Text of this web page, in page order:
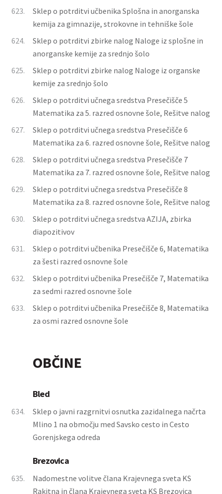
623.
Sklep o potrditvi učbenika Splošna in anorganska
kemija za gimnazije, strokovne in tehniške šole
624.
Sklep o potrditvi zbirke nalog Naloge iz splošne in
anorganske kemije za srednjo šolo
625.
Sklep o potrditvi zbirke nalog Naloge iz organske
kemije za srednjo šolo
626.
Sklep o potrditvi učnega sredstva Presečišče 5
Matematika za 5. razred osnovne šole, Rešitve nalog
627.
Sklep o potrditvi učnega sredstva Presečišče 6
Matematika za 6. razred osnovne šole, Rešitve nalog
628.
Sklep o potrditvi učnega sredstva Presečišče 7
Matematika za 7. razred osnovne šole, Rešitve nalog
629.
Sklep o potrditvi učnega sredstva Presečišče 8
Matematika za 8. razred osnovne šole, Rešitve nalog
630.
Sklep o potrditvi učnega sredstva AZIJA, zbirka
diapozitivov
631.
Sklep o potrditvi učbenika Presečišče 6, Matematika
za šesti razred osnovne šole
632.
Sklep o potrditvi učbenika Presečišče 7, Matematika
za sedmi razred osnovne šole
633.
Sklep o potrditvi učbenika Presečišče 8, Matematika
za osmi razred osnovne šole
OBČINE
Bled
634.
Sklep o javni razgrnitvi osnutka zazidalnega načrta
Mlino 1 na območju med Savsko cesto in Cesto
Gorenjskega odreda
Brezovica
635.
Nadomestne volitve člana Krajevnega sveta KS
Rakitna in člana Krajevnega sveta KS Brezovica